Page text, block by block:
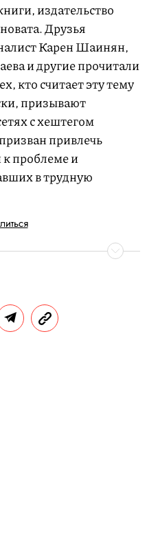
издательство
Друзья
Карен Шаинян,
и другие прочитали
кто считает эту тему
призывают
с хештегом
привлечь
проблеме и
в трудную
07:05